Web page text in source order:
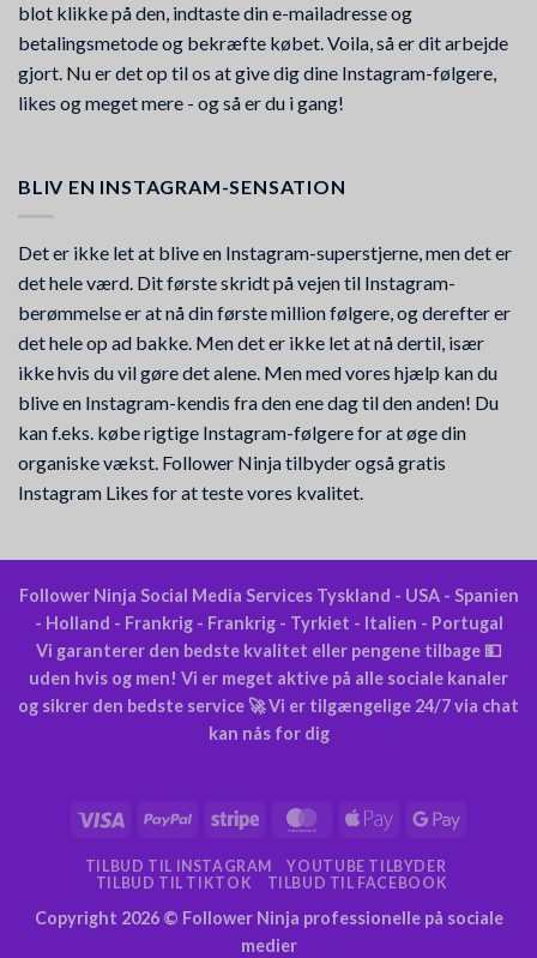
blot klikke på den, indtaste din e-mailadresse og
betalingsmetode og bekræfte købet. Voila, så er dit arbejde
gjort. Nu er det op til os at give dig dine Instagram-følgere,
likes og meget mere - og så er du i gang!
BLIV EN INSTAGRAM-SENSATION
Det er ikke let at blive en Instagram-superstjerne, men det er
det hele værd. Dit første skridt på vejen til Instagram-
berømmelse er at nå din første million følgere, og derefter er
det hele op ad bakke. Men det er ikke let at nå dertil, især
ikke hvis du vil gøre det alene. Men med vores hjælp kan du
blive en Instagram-kendis fra den ene dag til den anden! Du
kan f.eks. købe rigtige Instagram-følgere for at øge din
organiske vækst. Follower Ninja tilbyder også gratis
Instagram Likes for at teste vores kvalitet.
Follower Ninja Social Media Services Tyskland - USA - Spanien
- Holland - Frankrig - Frankrig - Tyrkiet - Italien - Portugal
Vi garanterer den bedste kvalitet eller pengene tilbage 💵
uden hvis og men! Vi er meget aktive på alle sociale kanaler
og sikrer den bedste service 🚀 Vi er tilgængelige 24/7 via chat
kan nås for dig
Visum PayPal Stribe MasterCard
Apple
Google
TILBUD TIL INSTAGRAM
YOUTUBE TILBYDER
TILBUD TIL TIKTOK
TILBUD TIL FACEBOOK
Copyright 2026 © Follower Ninja professionelle på sociale
medier